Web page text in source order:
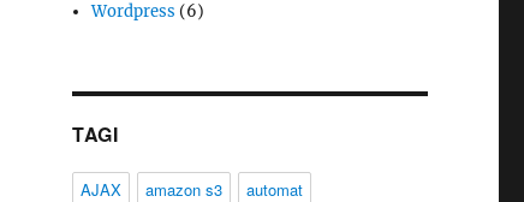
Wordpress (6)
TAGI
AJAX amazon s3
automat